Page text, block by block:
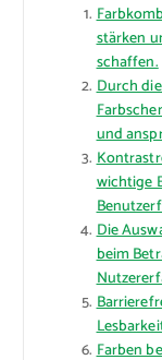
stärken
schaffen.
Durch
und
wichtige
Die
beim
Farben